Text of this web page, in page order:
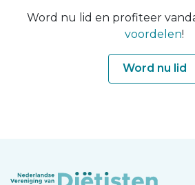
Word nu lid en profiteer
voordelen!
Word nu lid